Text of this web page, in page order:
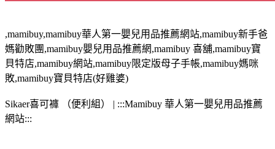
,mamibuy,mamibuy華人第一嬰兒用品推薦網站,mamibuy新手爸
媽勸敗團,mamibuy嬰兒用品推薦網,mamibuy 喜舖,mamibuy寶
貝特店,mamibuy網站,mamibuy限定版母子手帳,mamibuy媽咪
敗,mamibuy寶貝特店(好雞婆)
Sikaer喜可褲 （便利組） | :::Mamibuy 華人第一嬰兒用品推薦
網站:::